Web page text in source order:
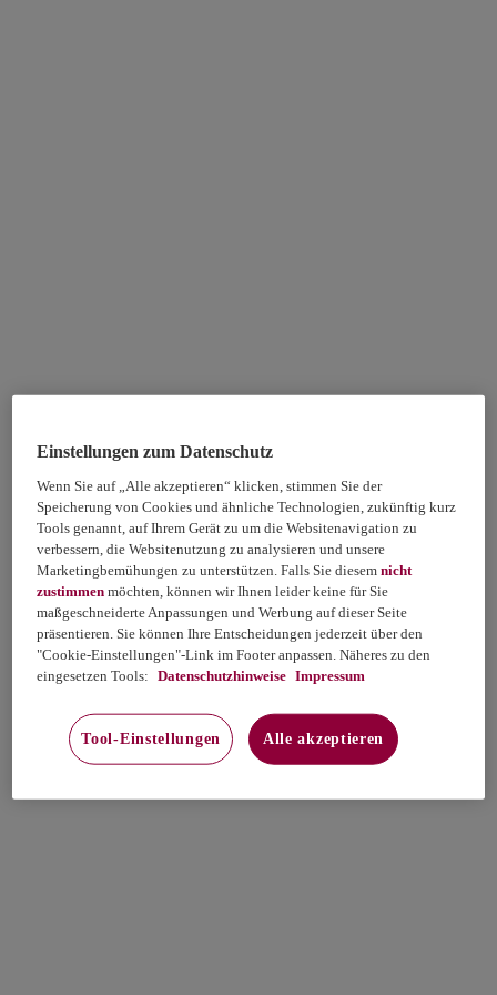
Einstellungen zum Datenschutz
Wenn Sie auf „Alle akzeptieren“ klicken, stimmen Sie der
Speicherung von Cookies und ähnliche Technologien, zukünftig kurz
Tools genannt, auf Ihrem Gerät zu um die Websitenavigation zu
verbessern, die Websitenutzung zu analysieren und unsere
Marketingbemühungen zu unterstützen. Falls Sie diesemnicht
zustimmen möchten, können wir Ihnen leider keine für Sie
maßgeschneiderte Anpassungen und Werbung auf dieser Seite
präsentieren. Sie können Ihre Entscheidungen jederzeit über den
"Cookie-Einstellungen"-Link im Footer anpassen. Näheres zu den
eingesetzen Tools: Datenschutzhinweise Impressum
Tool-Einstellungen Alle akzeptieren